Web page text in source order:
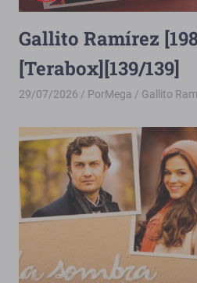
Gallito Ramírez
[Terabox][139/139]
29/07/2026 PorMega Gallito